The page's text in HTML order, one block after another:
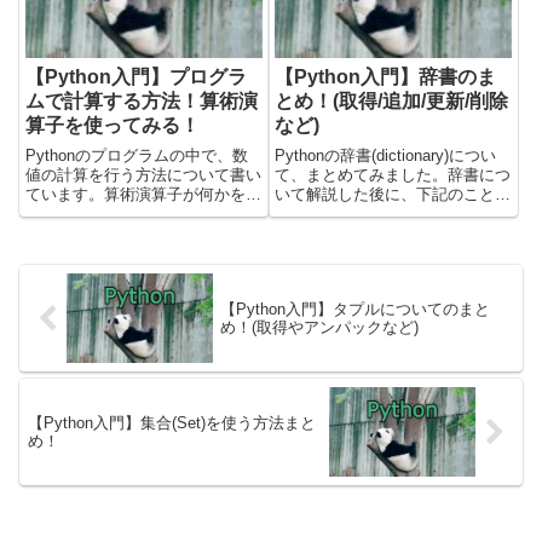
【Python入門】プログラ
ムで計算する方法！算術演
算子を使ってみる！
Pythonのプログラムの中で、数
値の計算を行う方法について書い
ています。算術演算子が何かを簡
単に解説して、実際のプログラム
3.9.12バージョンを使って検証し
ました。算術演算子...
【Python入門】辞書のま
とめ！(取得/追加/更新/削除
など)
Pythonの辞書(dictionary)につい
て、まとめてみました。辞書につ
いて解説した後に、下記のことを
試しています。・キーの値を取
【Python入門】タプルについてのまと
め！(取得やアンパックなど)
【Python入門】集合(Set)を使う方法まと
め！